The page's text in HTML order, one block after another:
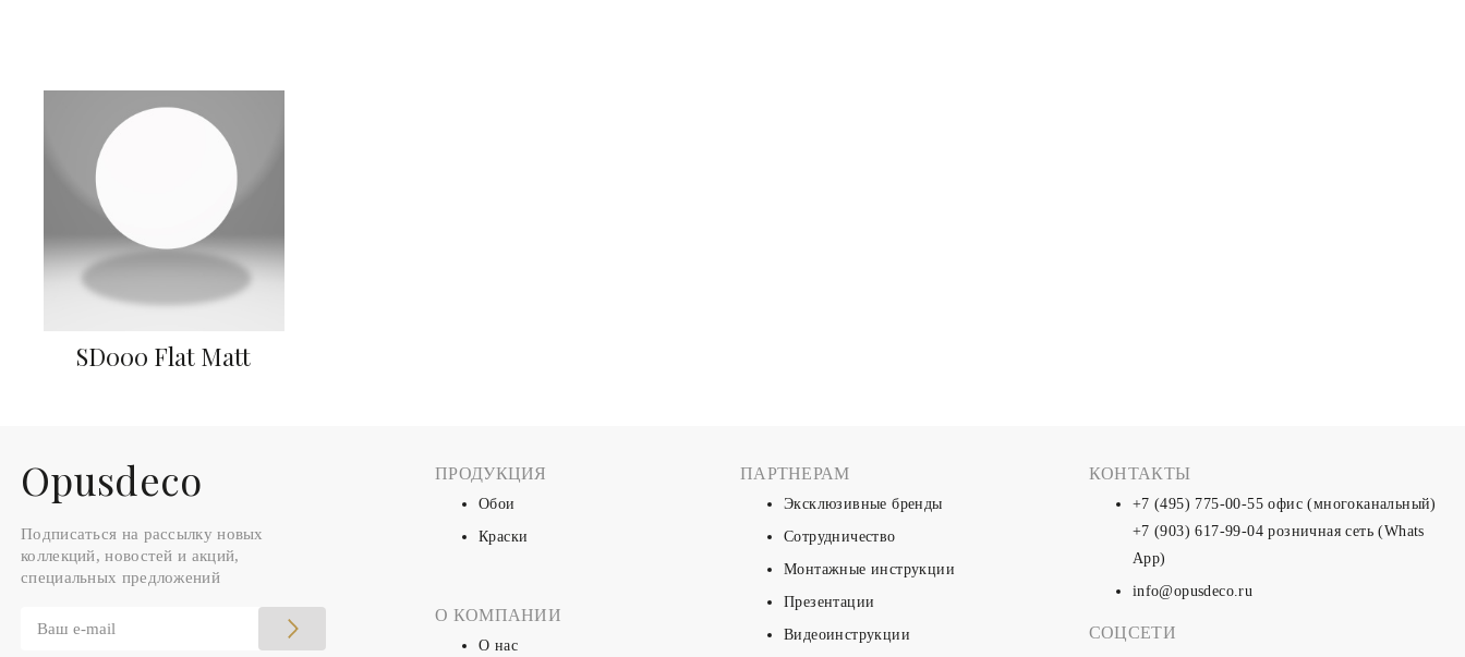
SD000 Flat Matt
Оpusdeco
Подписаться на рассылку новых
коллекций, новостей и акций,
специальных предложений
ПРОДУКЦИЯ
Обои
Краски
О КОМПАНИИ
О нас
ПАРТНЕРАМ
Эксклюзивные бренды
Сотрудничество
Монтажные инструкции
Презентации
Видеоинструкции
КОНТАКТЫ
+7 (495) 775-00-55 офис (многоканальный)
+7 (903) 617-99-04 розничная сеть (Whats
App)
info@opusdeco.ru
СОЦСЕТИ